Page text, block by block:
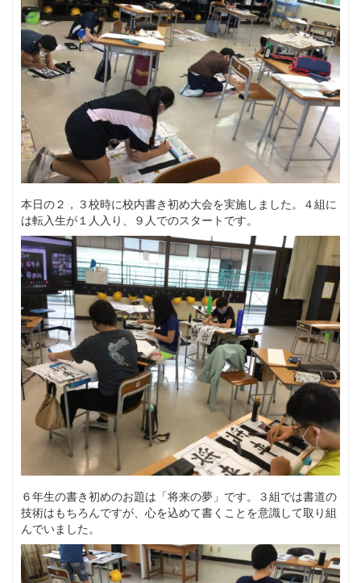
本日の２，３校時に校内書き初め大会を実施しました。４組に
は転入生が１人入り、９人でのスタートです。
６年生の書き初めのお題は「将来の夢」です。３組では書道の
技術はもちろんですが、心を込めて書くことを意識して取り組
んでいました。